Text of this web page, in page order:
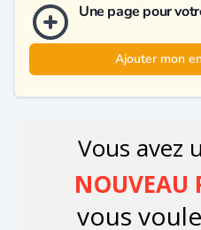
Une page pour
Ajouter mon